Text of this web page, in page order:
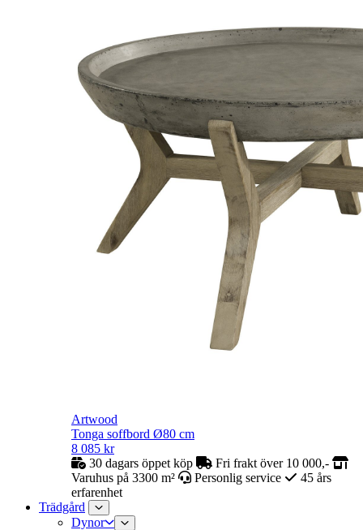
Artwood
Tonga soffbord Ø80 cm
8 085 kr
30 dagars öppet köp
Fri frakt över 10 000,-
Varuhus på 3300 m²
Personlig service
45 års
erfarenhet
Trädgård
Dynor